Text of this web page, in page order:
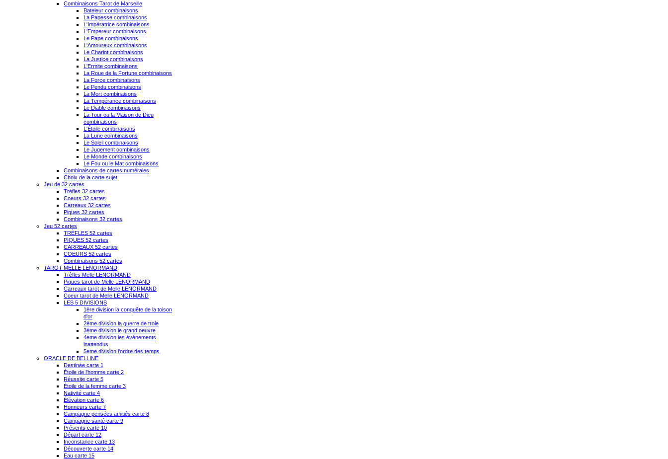
Combinaisons Tarot de Marseille
Bateleur combinaisons
La Papesse combinaisons
L'Impératrice combinaisons
L'Empereur combinaisons
Le Pape combinaisons
L'Amoureux combinaisons
Le Chariot combinaisons
La Justice combinaisons
L'Ermite combinaisons
La Roue de la Fortune combinaisons
La Force combinaisons
Le Pendu combinaisons
La Mort combinaisons
La Tempérance combinaisons
Le Diable combinaisons
La Tour ou la Maison de Dieu
combinaisons
L'Étoile combinaisons
La Lune combinaisons
Le Soleil combinaisons
Le Jugement combinaisons
Le Monde combinaisons
Le Fou ou le Mat combinaisons
Combinaisons de cartes numérales
Choix de la carte sujet
Jeu de 32 cartes
Trèfles 32 cartes
Coeurs 32 cartes
Carreaux 32 cartes
Piques 32 cartes
Combinaisons 32 cartes
Jeu 52 cartes
TRÈFLES 52 cartes
PIQUES 52 cartes
CARREAUX 52 cartes
COEURS 52 cartes
Combinaisons 52 cartes
TAROT MELLE LENORMAND
Trèfles Melle LENORMAND
Piques tarot de Melle LENORMAND
Carreaux tarot de Melle LENORMAND
Coeur tarot de Melle LENORMAND
LES 5 DIVISIONS
1ère division la conquête de la toison
d'or
2ème division la guerre de troie
3ème division le grand oeuvre
4eme division les événements
inattendus
5eme division l'ordre des temps
ORACLE DE BELLINE
Destinée carte 1
Étoile de l'homme carte 2
Réussite carte 5
Étoile de la femme carte 3
Nativité carte 4
Élévation carte 6
Honneurs carte 7
Campagne pensées amitiés carte 8
Campagne santé carte 9
Présents carte 10
Départ carte 12
Inconstance carte 13
Découverte carte 14
Eau carte 15